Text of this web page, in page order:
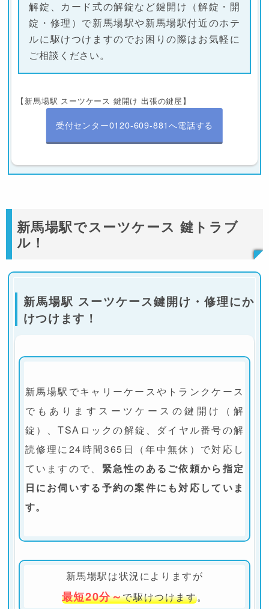
解錠、カード式の解錠など鍵開け（解錠・開
錠・修理）で新馬場駅や新馬場駅付近のホテ
ルに駆けつけますのでお困りの際はお気軽に
ご相談ください。
【新馬場駅 スーツケース 鍵開け 出張の鍵屋】
受付センター0120-609-881へ電話する
新馬場駅でスーツケース 鍵トラブ
ル！
新馬場駅 スーツケース鍵開け・修理にか
けつけます！
新馬場駅でキャリーケースやトランクケース
でもありますスーツケースの鍵開け（解
錠）、TSAロックの解錠、ダイヤル番号の解
読修理に24時間365日（年中無休）で対応し
ていますので、 緊急性のあるご依頼から指定
日にお伺いする予約の案件にも対応していま
す。
新馬場駅は状況によりますが
最短20分～で駆けつけます。